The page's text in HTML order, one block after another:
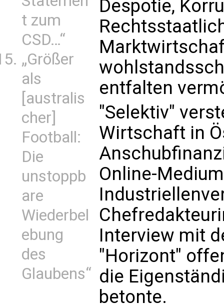
t zum
CSD…“
„Größer
als
[australis
cher]
Football:
Die
unstoppb
are
Wiederbel
ebung
des
Glaubens“
Despotie,
entfalten
"Selektiv"
Wirtschaft in
Online-
Interview mit
"Horizont"
die
betonte.